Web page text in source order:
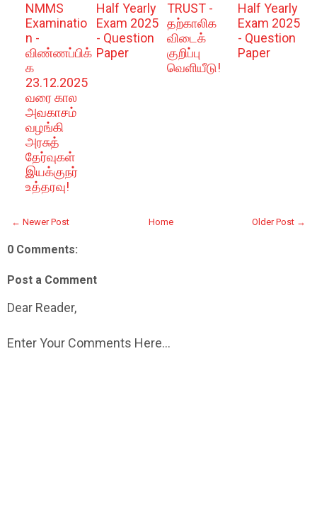
NMMS
Examinatio
n -
விண்ணப்பிக்
க
23.12.2025
வரை கால
அவகாசம்
வழங்கி
அரசுத்
தேர்வுகள்
இயக்குநர்
உத்தரவு!
Half Yearly
Exam 2025
- Question
Paper
TRUST -
தற்காலிக
விடைக்
குறிப்பு
வெளியீடு!
Half Yearly
Exam 2025
- Question
Paper
← Newer Post Older Post →
Home
0 Comments:
Post a Comment
Dear Reader,
Enter Your Comments Here...